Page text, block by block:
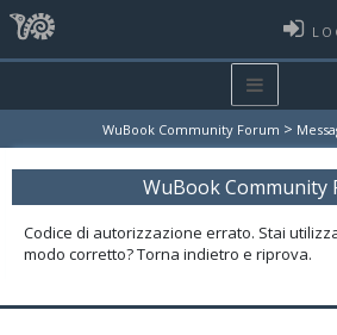
WuBook Community Forum >
WuBook Community
Codice di autorizzazione errato. Stai
modo corretto? Torna indietro e riprova.